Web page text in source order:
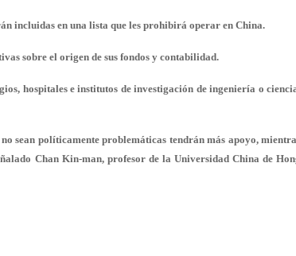
incluidas en una lista que les prohibirá operar en China.
sobre el origen de sus fondos y contabilidad.
hospitales e institutos de investigación de ingeniería o
sean políticamente problemáticas tendrán más apoyo,
Chan Kin-man, profesor de la Universidad China de